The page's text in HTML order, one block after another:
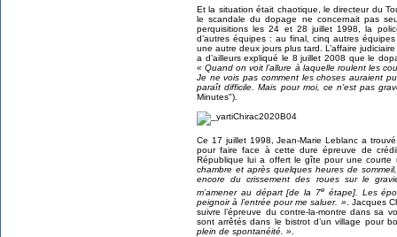
Et la situation était chaotique, le directeur du
le scandale du dopage ne concernait pas
perquisitions les 24 et 28 juillet 1998, la
d’autres équipes : au final, cinq autres
une autre deux jours plus tard. L’affaire
a d’ailleurs expliqué le 8 juillet 2008 que le
« Quand on voit l’allure à laquelle roulent les
Je ne vois pas comment les choses auraient
paraît difficile. Mais pour moi, ce n’est pas
Minutes").
Ce 17 juillet 1998, Jean-Marie Leblanc a
pour faire face à cette dure épreuve de
République lui a offert le gîte pour une
chambre et après quelques heures de
encore du crissement des roues sur le
m’amener au départ [de la 7eétape]. Les
peignoir à l’entrée pour me saluer. » . Jacques
suivre l’épreuve du contre-la-montre dans sa
sont arrêtés dans le bistrot d’un village pour
plein de spontanéité. »